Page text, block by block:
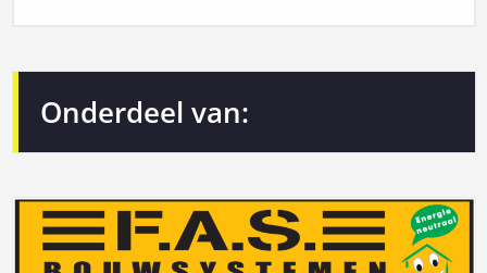
Onderdeel van: